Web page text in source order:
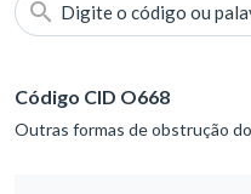
Digite o código ou
Código CID O668
Outras formas de obstrução